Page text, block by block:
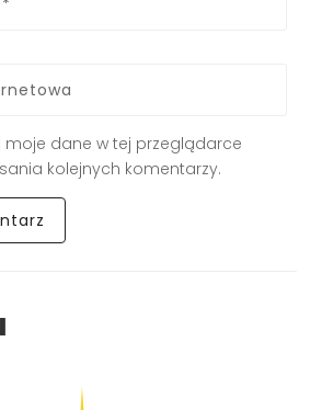
dane w tej przeglądarce
kolejnych komentarzy.